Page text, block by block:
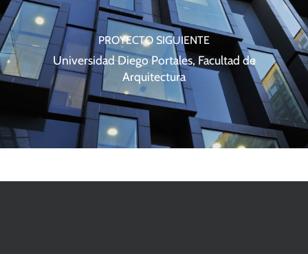
PROYECTO SIGUIENTE
Universidad Diego Portales, Facultad de
Arquitectura